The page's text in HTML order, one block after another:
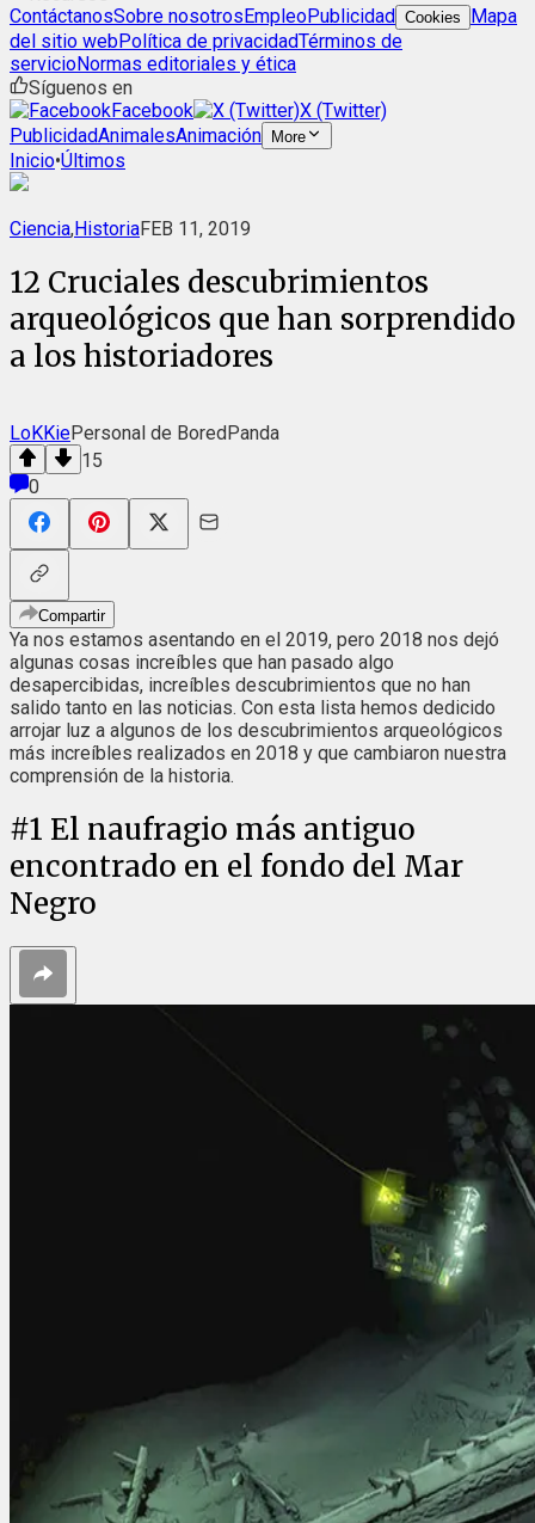
ContáctanosSobre nosotrosEmpleoPublicidad Cookies
Mapa
del sitio webPolítica de privacidadTérminos de
servicioNormas editoriales y ética
Síguenos en
Facebook
X (Twitter)
PublicidadAnimalesAnimación More
Inicio•Últimos
Ciencia,HistoriaFEB 11, 2019
12 Cruciales descubrimientos
arqueológicos que han sorprendido
a los historiadores
LoKKiePersonal de BoredPanda
15
0
Compartir
Ya nos estamos asentando en el 2019, pero 2018 nos dejó
algunas cosas increíbles que han pasado algo
desapercibidas, increíbles descubrimientos que no han
salido tanto en las noticias. Con esta lista hemos dedicido
arrojar luz a algunos de los descubrimientos arqueológicos
más increíbles realizados en 2018 y que cambiaron nuestra
comprensión de la historia.
#1 El naufragio más antiguo
encontrado en el fondo del Mar
Negro